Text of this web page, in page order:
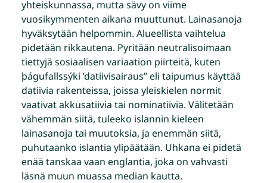
yhteiskunnassa, mutta sävy on viime
vuosikymmenten aikana muuttunut. Lainasanoja
hyväksytään helpommin. Alueellista vaihtelua
pidetään rikkautena. Pyritään neutralisoimaan
tiettyjä sosiaalisen variaation piirteitä, kuten
þágufallssýki ’datiivisairaus’’ eli taipumus käyttää
datiivia rakenteissa, joissa yleiskielen normit
vaativat akkusatiivia tai nominatiivia. Välitetään
vähemmän siitä, tuleeko islannin kieleen
lainasanoja tai muutoksia, ja enemmän siitä,
puhutaanko islantia ylipäätään. Uhkana ei pidetä
enää tanskaa vaan englantia, joka on vahvasti
läsnä muun muassa median kautta.